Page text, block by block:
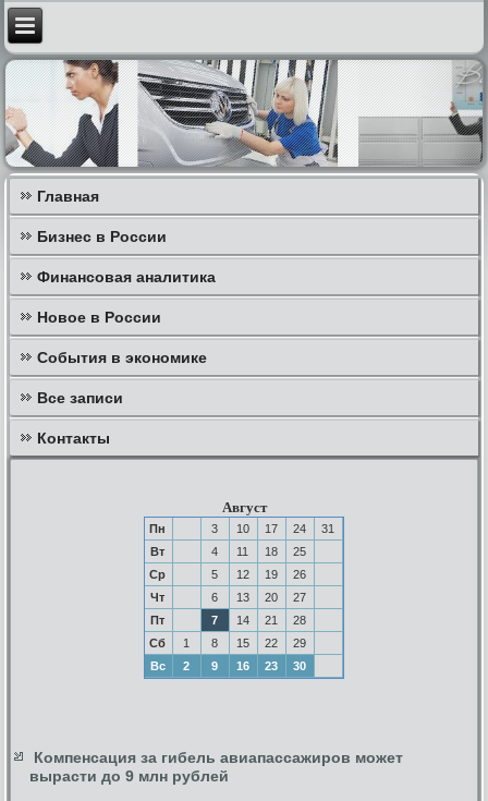
Главная
Бизнес в России
Финансовая аналитика
Новое в России
События в экономике
Все записи
Контакты
Август
Пн 3 10 17 24
31
Вт
4 11 18
25
Ср
5 12 19
26
Чт
6 13 20
27
Пт
7 14 21
28
Сб
1 8 15 22
29
Вс
2 9 16 23 30
Компенсация за гибель авиапассажиров может
вырасти до 9 млн рублей